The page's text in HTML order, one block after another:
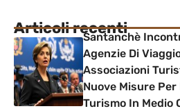
Articoli recenti
Santanchè
Agenzie Di
Associazioni
Nuove Misure Per
Turismo In Medio